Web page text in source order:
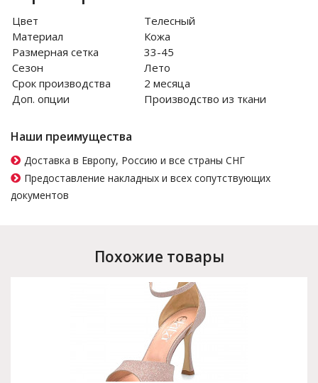
Цвет
Телесный
Материал
Кожа
Размерная сетка
33-45
Сезон
Лето
Срок производства
2 месяца
Доп. опции
Производство из ткани
Наши преимущества
Доставка в Европу, Россию и все страны СНГ
Предоставление накладных и всех сопутствующих
документов
Похожие товары